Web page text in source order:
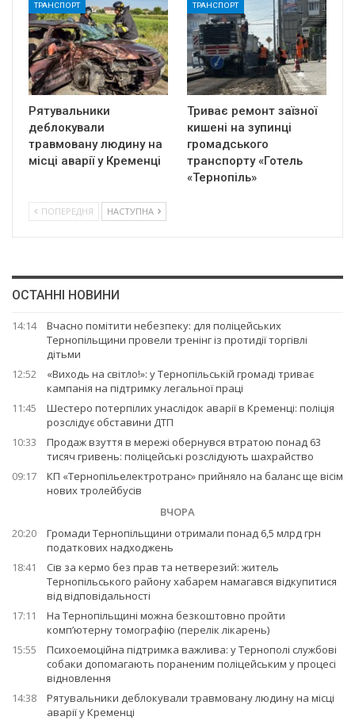
ТРАНСПОРТ
Рятувальники
деблокували
травмовану людину на
місці аварії у Кременці
ТРАНСПОРТ
Триває ремонт заїзної
кишені на зупинці
громадського
транспорту «Готель
«Тернопіль»
ПОПЕРЕДНЯ НАСТУПНА
ОСТАННІ НОВИНИ
14:14
Вчасно помітити небезпеку: для поліцейських
Тернопільщини провели тренінг із протидії торгівлі
дітьми
12:52
«Виходь на світло!»: у Тернопільській громаді триває
кампанія на підтримку легальної праці
11:45
Шестеро потерпілих унаслідок аварії в Кременці: поліція
розслідує обставини ДТП
10:33
Продаж взуття в мережі обернувся втратою понад 63
тисяч гривень: поліцейські розслідують шахрайство
09:17
КП «Тернопільелектротранс» прийняло на баланс ще вісім
нових тролейбусів
ВЧОРА
20:20
Громади Тернопільщини отримали понад 6,5 млрд грн
податкових надходжень
18:41
Сів за кермо без прав та нетверезий: житель
Тернопільського району хабарем намагався відкупитися
від відповідальності
17:11
На Тернопільщині можна безкоштовно пройти
комп’ютерну томографію (перелік лікарень)
15:55
Психоемоційна підтримка важлива: у Тернополі службові
собаки допомагають пораненим поліцейським у процесі
відновлення
14:38
Рятувальники деблокували травмовану людину на місці
аварії у Кременці